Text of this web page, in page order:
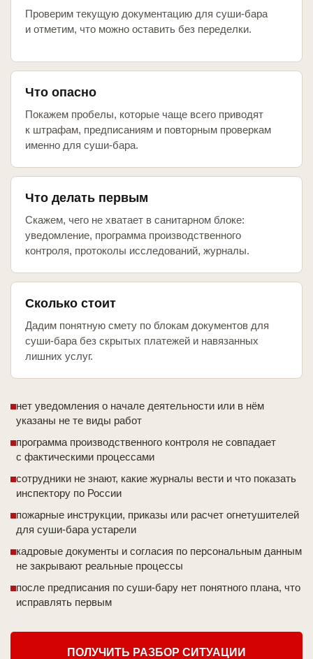
Проверим текущую документацию для суши-бара
и отметим, что можно оставить без переделки.
Что опасно
Покажем пробелы, которые чаще всего приводят
к штрафам, предписаниям и повторным проверкам
именно для суши-бара.
Что делать первым
Скажем, чего не хватает в санитарном блоке:
уведомление, программа производственного
контроля, протоколы исследований, журналы.
Сколько стоит
Дадим понятную смету по блокам документов для
суши-бара без скрытых платежей и навязанных
лишних услуг.
нет уведомления о начале деятельности или в нём
указаны не те виды работ
программа производственного контроля не совпадает
с фактическими процессами
сотрудники не знают, какие журналы вести и что показать
инспектору по России
пожарные инструкции, приказы или расчет огнетушителей
для суши-бара устарели
кадровые документы и согласия по персональным данным
не закрывают реальные процессы
после предписания по суши-бару нет понятного плана, что
исправлять первым
ПОЛУЧИТЬ РАЗБОР СИТУАЦИИ